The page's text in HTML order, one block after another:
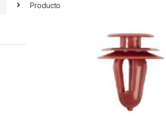
Producto